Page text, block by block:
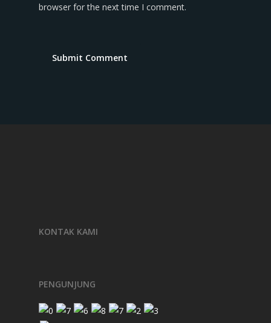
browser for the next time I comment.
KONTAK KAMI
PENGUNJUNG